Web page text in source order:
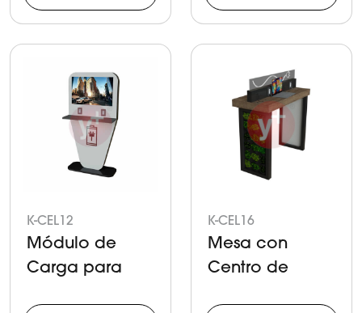
K-CEL12
Módulo de
Carga para
K-CEL16
Mesa con
Centro de